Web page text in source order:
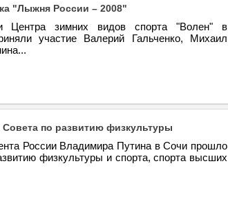
"Лыжня России – 2008"
Центра зимних видов спорта "Волен" в
участие Валерий Гальченко, Михаил
по развитию физкультуры
России Владимира Путина в Сочи прошло
физкультуры и спорта, спорта высших